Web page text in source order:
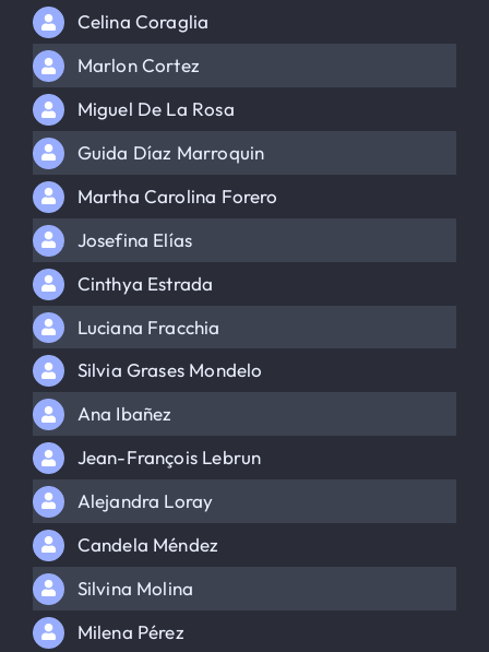
Celina Coraglia
Marlon Cortez
Miguel De La Rosa
Guida Díaz Marroquin
Martha Carolina Forero
Josefina Elías
Cinthya Estrada
Luciana Fracchia
Silvia Grases Mondelo
Ana Ibañez
Jean-François Lebrun
Alejandra Loray
Candela Méndez
Silvina Molina
Milena Pérez